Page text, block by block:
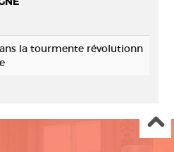
la tourmente révolutionn